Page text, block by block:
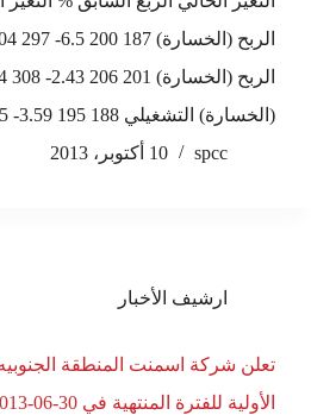
(الخسارة) التشغيلي 188 195 3.59- 295 36.27-…
spcc
10 أكتوبر، 2013
ارشيف الأخبار
تعلن شركة اسمنت المنطقة الجنوبيه
الأولية للفترة المنتهية في 30-06-2013 (ستة اشهر)